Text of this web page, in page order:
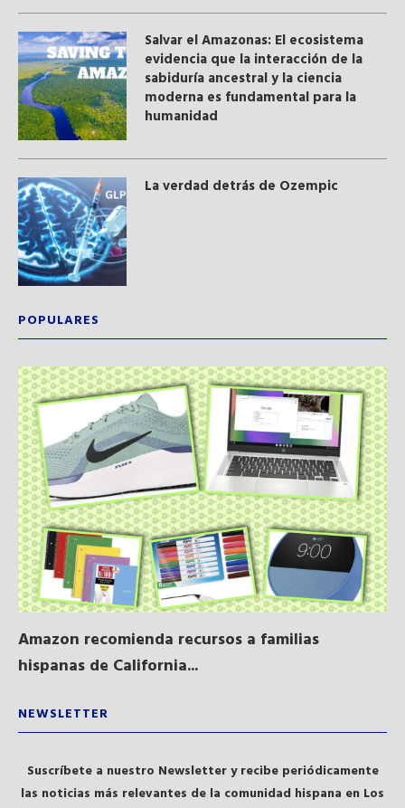
Salvar el Amazonas: El ecosistema
evidencia que la interacción de la
sabiduría ancestral y ​la ciencia
moderna​ es fundamental para la
humanidad
La verdad detrás de Ozempic
POPULARES
Amazon recomienda recursos a familias
hispanas de California...
NEWSLETTER
Suscríbete a nuestro Newsletter y recibe periódicamente
las noticias más relevantes de la comunidad hispana en Los